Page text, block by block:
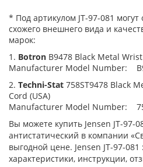
* Под артикулом JT-97-081 могут
схожего внешнего вида и
марок:
1. Botron B9478 Black Metal
Manufacturer Model Number:
2. Techni-Stat 758ST9478 Black
Cord (USA)
Manufacturer Model Number:
Вы можете купить Jensen JT-97-
антистатический в компании
выгодной цене. Jensen JT-97-
характеристики, инструкции,